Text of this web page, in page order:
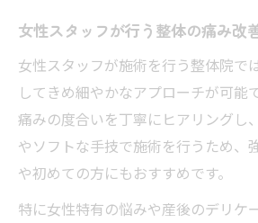
女性スタッフが行う整体の痛み改
女性スタッフが施術を行う整体院で
してきめ細やかなアプローチが可能
痛みの度合いを丁寧にヒアリングし
やソフトな手技で施術を行うため、
や初めての方にもおすすめです。
特に女性特有の悩みや産後のデリケ